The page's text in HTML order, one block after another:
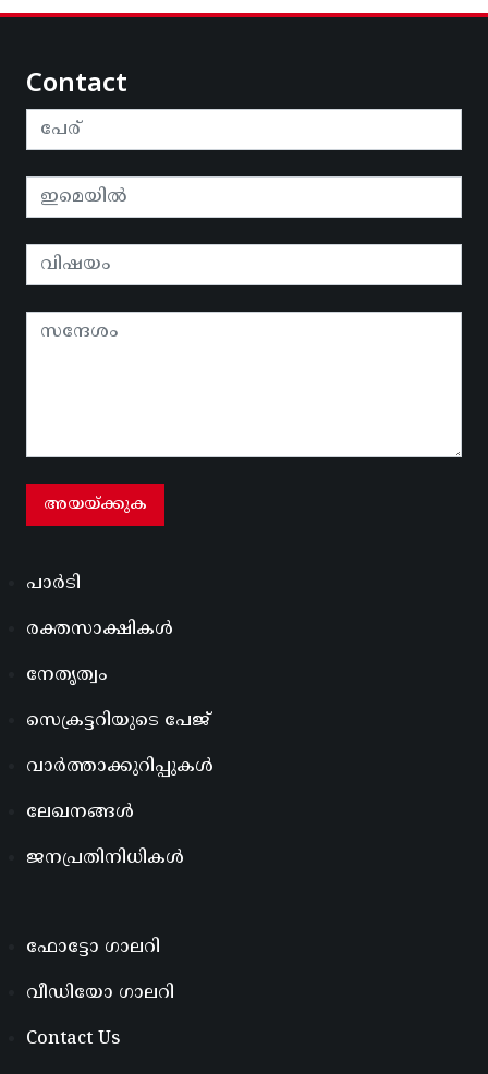
Contact
പാർടി
രക്തസാക്ഷികൾ
നേതൃത്വം
സെക്രട്ടറിയുടെ പേജ്
വാർത്താക്കുറിപ്പുകൾ
ലേഖനങ്ങൾ
ജനപ്രതിനിധികൾ
ഫോട്ടോ ഗാലറി
വീഡിയോ ഗാലറി
Contact Us